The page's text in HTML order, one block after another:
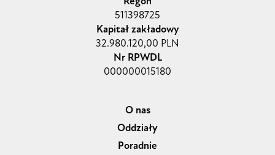
511398725
Kapitał zakładowy
32.980.120,00 PLN
Nr RPWDL
000000015180
O nas
Oddziały
Poradnie